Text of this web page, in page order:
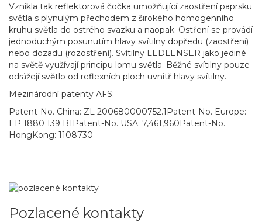
Vznikla tak reflektorová čočka umožňující zaostření paprsku
světla s plynulým přechodem z širokého homogenního
kruhu světla do ostrého svazku a naopak. Ostření se provádí
jednoduchým posunutím hlavy svítilny dopředu (zaostření)
nebo dozadu (rozostření). Svítilny LEDLENSER jako jediné
na světě využívají principu lomu světla. Běžné svítilny pouze
odrážejí světlo od reflexních ploch uvnitř hlavy svítilny.
Mezinárodní patenty AFS:
Patent-No. China: ZL 200680000752.1Patent-No. Europe:
EP 1880 139 B1Patent-No. USA: 7,461,960Patent-No.
HongKong: 1108730
Pozlacené kontakty